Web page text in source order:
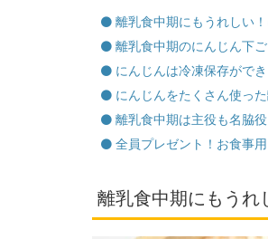
離乳食中期にもうれしい
離乳食中期のにんじん下
にんじんは冷凍保存ができ
にんじんをたくさん使っ
離乳食中期は主役も名脇
全員プレゼント！お食事
離乳食中期にもうれ